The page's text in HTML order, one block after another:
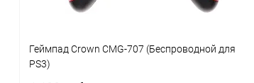
Геймпад Crown CMG-707 (Беспроводной для
PS3)